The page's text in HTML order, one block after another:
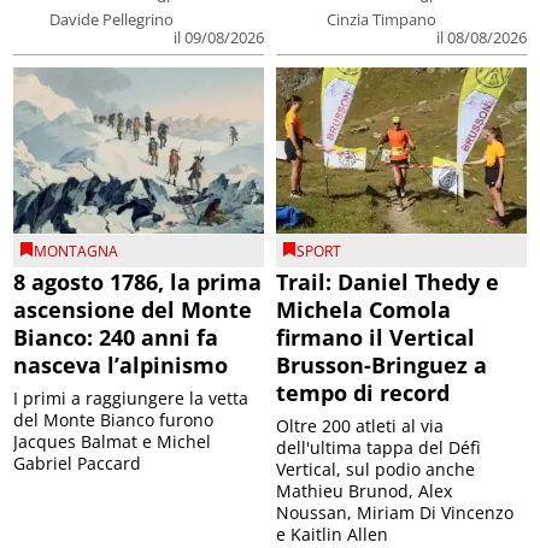
Davide Pellegrino
il 09/08/2026
Cinzia Timpano
il 08/08/2026
MONTAGNA
8 agosto 1786, la prima
ascensione del Monte
Bianco: 240 anni fa
nasceva l’alpinismo
I primi a raggiungere la vetta
del Monte Bianco furono
Jacques Balmat e Michel
Gabriel Paccard
SPORT
Trail: Daniel Thedy e
Michela Comola
firmano il Vertical
Brusson-Bringuez a
tempo di record
Oltre 200 atleti al via
dell'ultima tappa del Défì
Vertical, sul podio anche
Mathieu Brunod, Alex
Noussan, Miriam Di Vincenzo
e Kaitlin Allen